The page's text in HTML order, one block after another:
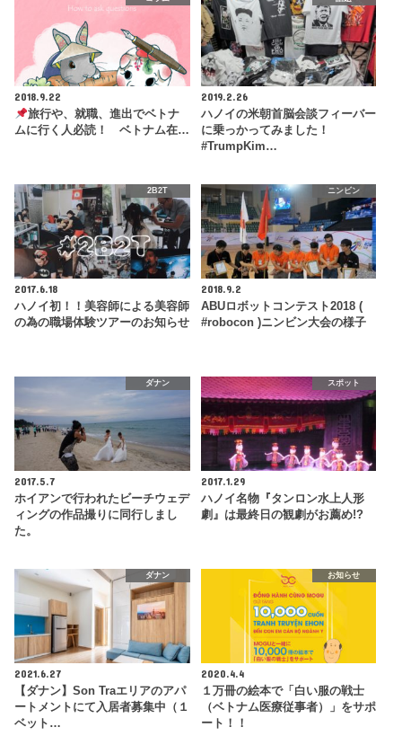
2018.9.22
旅行や、就職、進出でベトナ
ムに行く人必読！ ベトナム在…
2019.2.26
ハノイの米朝首脳会談フィーバー
に乗っかってみました！
#TrumpKim…
2B2T
2017.6.18
ハノイ初！！美容師による美容師
の為の職場体験ツアーのお知らせ
ニンビン
2018.9.2
ABUロボットコンテスト2018 (
#robocon )ニンビン大会の様子
ダナン
2017.5.7
ホイアンで行われたビーチウェデ
ィングの作品撮りに同行しまし
た。
スポット
2017.1.29
ハノイ名物『タンロン水上人形
劇』は最終日の観劇がお薦め!?
ダナン
2021.6.27
【ダナン】Son Traエリアのアパ
ートメントにて入居者募集中（１
ベット…
お知らせ
2020.4.4
１万冊の絵本で「白い服の戦士
（ベトナム医療従事者）」をサポ
ート！！